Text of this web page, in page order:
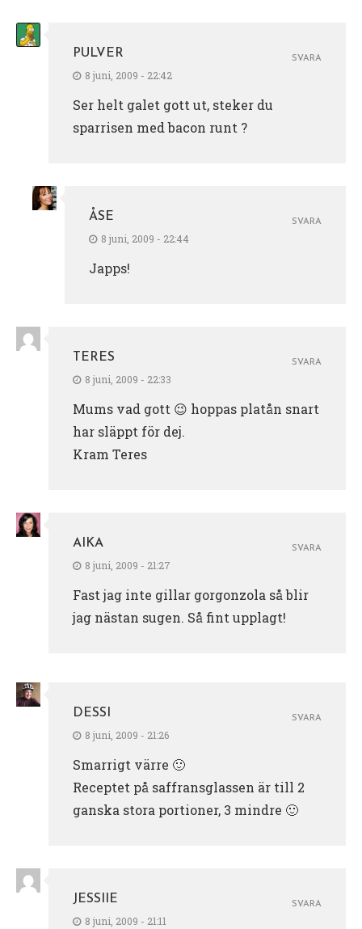
PULVER
8 juni, 2009 - 22:42
Ser helt galet gott ut, steker du
sparrisen med bacon runt ?
SVARA
ÅSE
8 juni, 2009 - 22:44
Japps!
SVARA
TERES
8 juni, 2009 - 22:33
Mums vad gott 😉 hoppas platån snart
har släppt för dej.
Kram Teres
SVARA
AIKA
8 juni, 2009 - 21:27
Fast jag inte gillar gorgonzola så blir
jag nästan sugen. Så fint upplagt!
SVARA
DESSI
8 juni, 2009 - 21:26
Smarrigt värre 🙂
Receptet på saffransglassen är till 2
ganska stora portioner, 3 mindre 🙂
SVARA
JESSIIE
8 juni, 2009 - 21:11
SVARA